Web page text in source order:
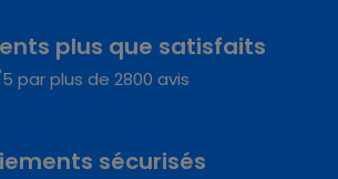
plus que satisfaits
par plus de 2800 avis
sécurisés